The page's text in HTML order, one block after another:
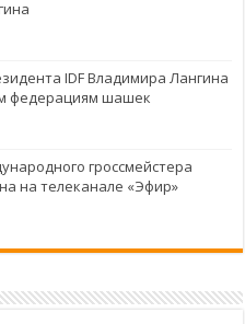
IDF Владимира Лангина
федерациям шашек
гроссмейстера
на телеканале «Эфир»